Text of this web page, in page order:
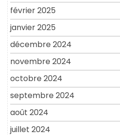
février 2025
janvier 2025
décembre 2024
novembre 2024
octobre 2024
septembre 2024
août 2024
juillet 2024